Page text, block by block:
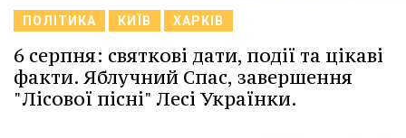
ПОЛІТИКА КИЇВ ХАРКІВ
6 серпня: святкові дати, події та цікаві
факти. Яблучний Спас, завершення
"Лісової пісні" Лесі Українки.